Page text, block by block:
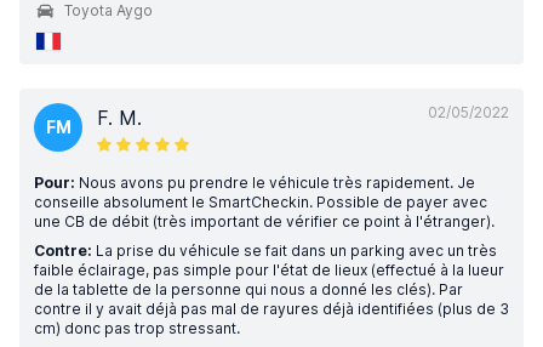
Toyota Aygo
02/05/2022
FM F. M.
Pour: Nous avons pu prendre le véhicule très rapidement. Je
conseille absolument le SmartCheckin. Possible de payer avec
une CB de débit (très important de vérifier ce point à l'étranger).
Contre: La prise du véhicule se fait dans un parking avec un très
faible éclairage, pas simple pour l'état de lieux (effectué à la lueur
de la tablette de la personne qui nous a donné les clés). Par
contre il y avait déjà pas mal de rayures déjà identifiées (plus de 3
cm) donc pas trop stressant.